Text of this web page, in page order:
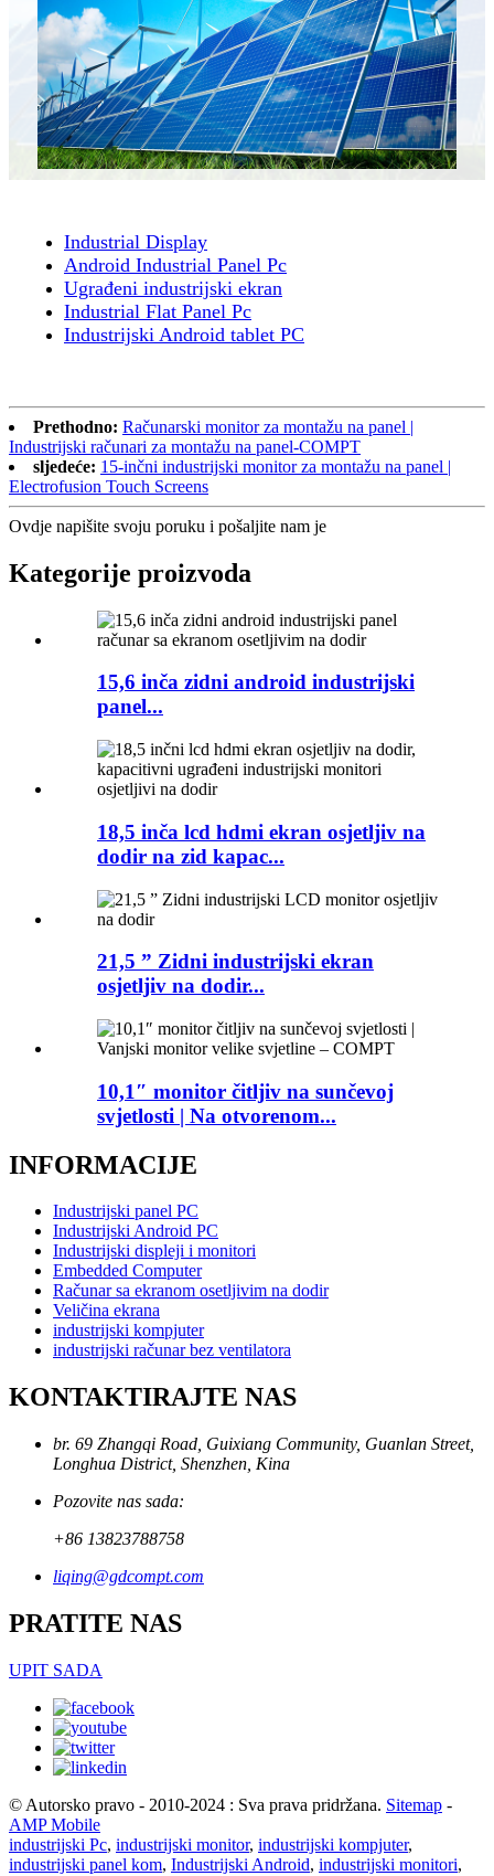
Industrial Display
Android Industrial Panel Pc
Ugrađeni industrijski ekran
Industrial Flat Panel Pc
Industrijski Android tablet PC
Prethodno: Računarski monitor za montažu na panel |
Industrijski računari za montažu na panel-COMPT
sljedeće: 15-inčni industrijski monitor za montažu na panel |
Electrofusion Touch Screens
Ovdje napišite svoju poruku i pošaljite nam je
Kategorije proizvoda
15,6 inča zidni android industrijski
panel...
18,5 inča lcd hdmi ekran osjetljiv na
dodir na zid kapac...
21,5 ” Zidni industrijski ekran
osjetljiv na dodir...
10,1″ monitor čitljiv na sunčevoj
svjetlosti | Na otvorenom...
INFORMACIJE
Industrijski panel PC
Industrijski Android PC
Industrijski displeji i monitori
Embedded Computer
Računar sa ekranom osetljivim na dodir
Veličina ekrana
industrijski kompjuter
industrijski računar bez ventilatora
KONTAKTIRAJTE NAS
br. 69 Zhangqi Road, Guixiang Community, Guanlan Street,
Longhua District, Shenzhen, Kina
Pozovite nas sada:
+86 13823788758
liqing@gdcompt.com
PRATITE NAS
UPIT SADA
© Autorsko pravo - 2010-2024 : Sva prava pridržana. Sitemap -
AMP Mobile
industrijski Pc, industrijski monitor, industrijski kompjuter,
industrijski panel kom, Industrijski Android, industrijski monitori,